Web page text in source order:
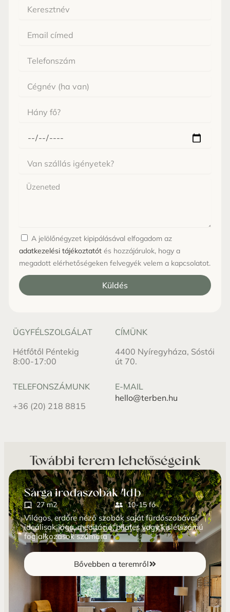
ÜGYFÉLSZOLGÁLAT
Hétfőtől Péntekig
8:00-17:00
CÍMÜNK
4400 Nyíregyháza, Sóstói
út 70.
TELEFONSZÁMUNK
+36 (20) 218 8815
E-MAIL
hello@terben.hu
érkeznél
szállás
Üzenet
A jelölőnégyzet kipipálásával elfogadom az
adatkezelési tájékoztatót és hozzájárulok, hogy a
megadott elérhetőségeken felvegyék velem a kapcsolatot.
Küldés
További terem lehetőségeink
Sárga irodaszobák 4db
27 m2 10-15 fő
Világos, erdőre néző szobák saját fürdőszobával,
ideálisak jóga, meditáció, pilates vagy kislétszámú
foglalkozások számára
Bővebben a teremről